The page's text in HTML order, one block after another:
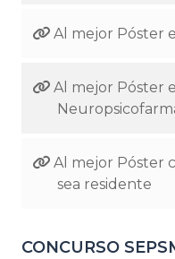
Al mejor Póster
Al mejor Póster
Al mejor Póster
sea residente
CONCURSO